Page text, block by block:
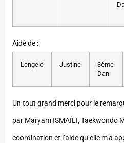
Aidé de :
Lengelé Justine
3ème
Dan
Un tout grand merci pour le
par Maryam ISMAÏLI, Taekwondo
coordination et l’aide qu’elle m’a